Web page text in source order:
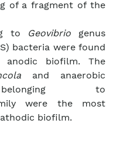
of a fragment of the
to Geovibrio genus
bacteria were found
biofilm. The
and anaerobic
belonging to
were the most
biofilm.